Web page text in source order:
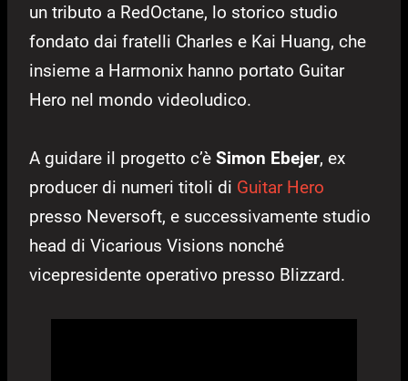
un tributo a RedOctane, lo storico studio
fondato dai fratelli Charles e Kai Huang, che
insieme a Harmonix hanno portato Guitar
Hero nel mondo videoludico.
A guidare il progetto c’è Simon Ebejer, ex
producer di numeri titoli di Guitar Hero
presso Neversoft, e successivamente studio
head di Vicarious Visions nonché
vicepresidente operativo presso Blizzard.